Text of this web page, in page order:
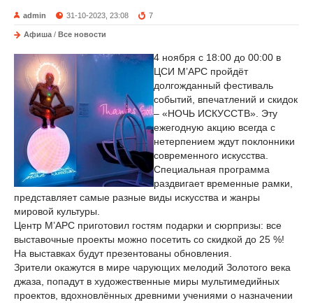
admin 31-10-2023, 23:08 7
Афиша / Все новости
4 ноября с 18:00 до 00:00 в
ЦСИ М’АРС пройдёт
долгожданный фестиваль
событий, впечатлений и скидок
– «НОЧЬ ИСКУССТВ». Эту
ежегодную акцию всегда с
нетерпением ждут поклонники
современного искусства.
Специальная программа
раздвигает временные рамки,
представляет самые разные виды искусства и жанры
мировой культуры.
Центр М’АРС приготовил гостям подарки и сюрпризы: все
выставочные проекты можно посетить со скидкой до 25 %!
На выставках будут презентованы обновления.
Зрители окажутся в мире чарующих мелодий Золотого века
джаза, попадут в художественные миры мультимедийных
проектов, вдохновлённых древними учениями о назначении